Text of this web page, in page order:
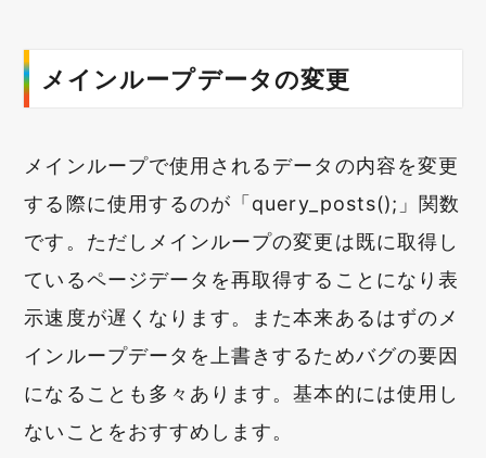
メインループデータの変更
メインループで使用されるデータの内容を変更
する際に使用するのが「 query_posts(); 」関数
です。ただしメインループの変更は既に取得し
ているページデータを再取得することになり表
示速度が遅くなります。また本来あるはずのメ
インループデータを上書きするためバグの要因
になることも多々あります。基本的には使用し
ないことをおすすめします。